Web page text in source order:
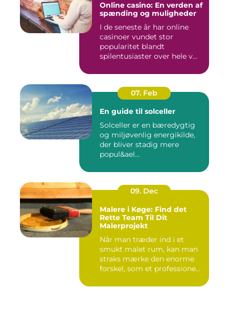
Online casino: En verden af
spænding og muligheder
I de seneste år har online
casinoer vundet stor
popularitet blandt
spilentusiaster over hele v...
07. Feb
En guide til solceller
Solceller er en bæredygtig
og miljøvenlig energikilde,
der bliver stadig mere
popul&ael...
09. Dec
Malere i Køge: Find det
Rette Team Til Dit
Malerprojekt
Når man træder ind i et
smukt malet rum, kan man
straks mærke den enorme
forskel, som et professione...